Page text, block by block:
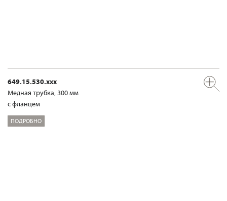
649.15.530.xxx
Медная трубка, 300 мм
с фланцем
ПОДРОБНО